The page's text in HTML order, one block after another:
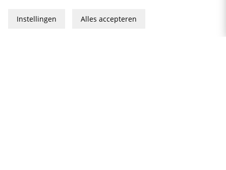
Volgende
Instellingen Alles accepteren